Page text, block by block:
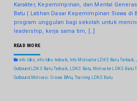
Karakter, Kepemimpinan, dan Mental
Batu ( Latihan Dasar Kepemimpinan Siswa di
program unggulan bagi sekolah untuk
leadership, kerja sama tim, […]
READ MORE
info ldks ,info ldks terbaik Info Motivator LDKS Batu Terbaik
Outbound LDKS Batu Terbaik
LDKS Batu Motivator LDKS Batu
Outbound Motivasi Siswa BAtu Training LDKS Batu